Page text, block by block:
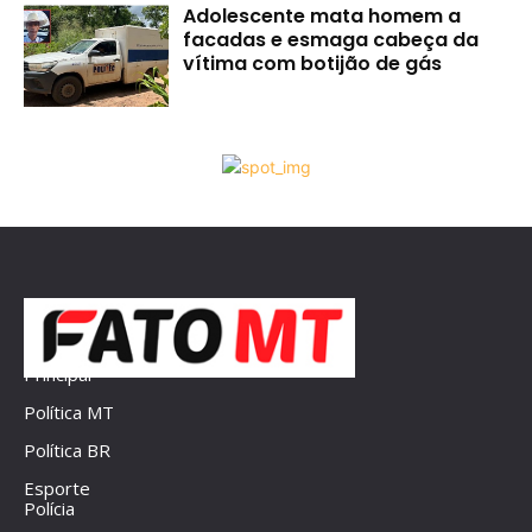
Adolescente mata homem a
facadas e esmaga cabeça da
vítima com botijão de gás
Principal
Política MT
Política BR
Esporte
Polícia